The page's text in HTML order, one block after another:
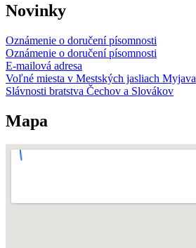
Novinky
Oznámenie o doručení písomnosti
Oznámenie o doručení písomnosti
E-mailová adresa
Voľné miesta v Mestských jasliach Myjava
Slávnosti bratstva Čechov a Slovákov
Mapa